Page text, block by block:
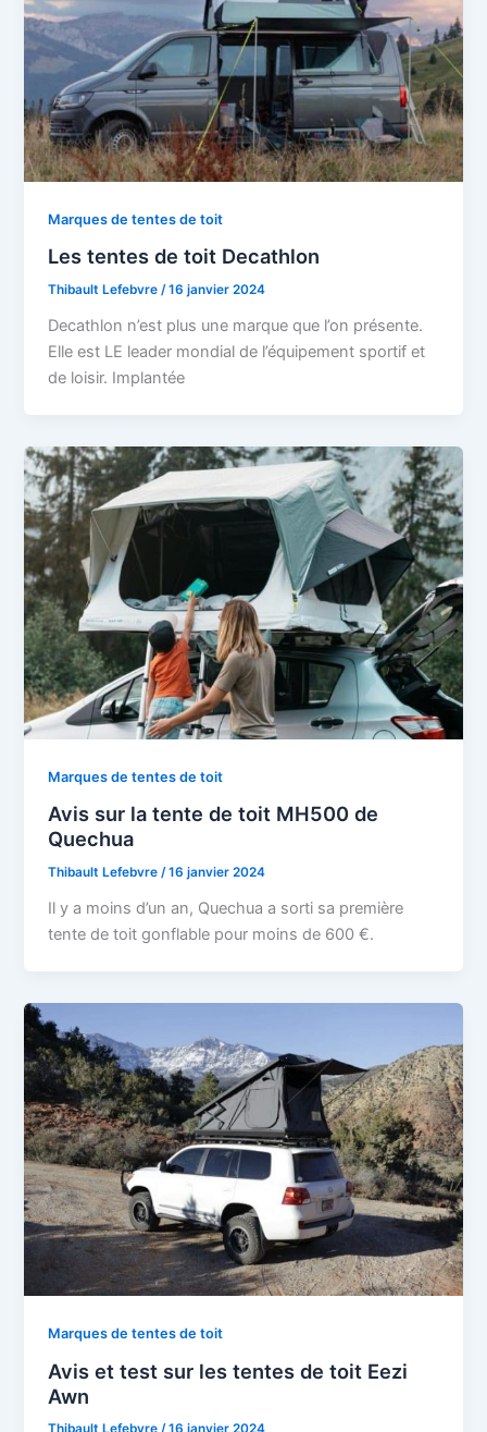
Marques de tentes de toit
Les tentes de toit Decathlon
Thibault Lefebvre/16 janvier 2024
Decathlon n’est plus une marque que l’on présente.
Elle est LE leader mondial de l’équipement sportif et
de loisir. Implantée
Marques de tentes de toit
Avis sur la tente de toit MH500 de
Quechua
Thibault Lefebvre/16 janvier 2024
Il y a moins d’un an, Quechua a sorti sa première
tente de toit gonflable pour moins de 600 €.
Marques de tentes de toit
Avis et test sur les tentes de toit Eezi
Awn